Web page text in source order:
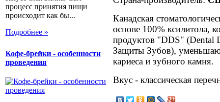
процесс принятия пищи
происходит как бы...
Подробнее »
Кофе-брейки - особенности
проведения
Канадская
основе 100% ксилитола,
продуктов "DDS" (Dental
Защиты Зубов),
кариеса и зубного камня.
Вкус - классическая